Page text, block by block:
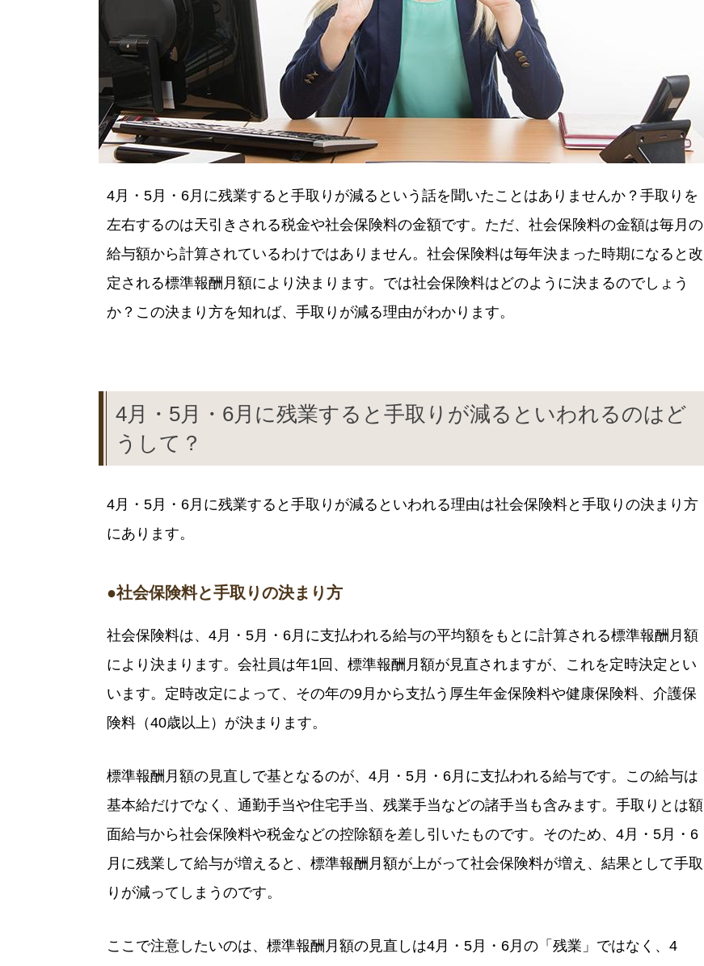
4月・5月・6月に残業すると手取りが減るという話を聞いたことはありませんか？手取りを
左右するのは天引きされる税金や社会保険料の金額です。ただ、社会保険料の金額は毎月の
給与額から計算されているわけではありません。社会保険料は毎年決まった時期になると改
定される標準報酬月額により決まります。では社会保険料はどのように決まるのでしょう
か？この決まり方を知れば、手取りが減る理由がわかります。
4月・5月・6月に残業すると手取りが減るといわれるのはど
うして？
4月・5月・6月に残業すると手取りが減るといわれる理由は社会保険料と手取りの決まり方
にあります。
●社会保険料と手取りの決まり方
社会保険料は、4月・5月・6月に支払われる給与の平均額をもとに計算される標準報酬月額
により決まります。会社員は年1回、標準報酬月額が見直されますが、これを定時決定とい
います。定時改定によって、その年の9月から支払う厚生年金保険料や健康保険料、介護保
険料（40歳以上）が決まります。
標準報酬月額の見直しで基となるのが、4月・5月・6月に支払われる給与です。この給与は
基本給だけでなく、通勤手当や住宅手当、残業手当などの諸手当も含みます。手取りとは額
面給与から社会保険料や税金などの控除額を差し引いたものです。そのため、4月・5月・6
月に残業して給与が増えると、標準報酬月額が上がって社会保険料が増え、結果として手取
りが減ってしまうのです。
ここで注意したいのは、標準報酬月額の見直しは4月・5月・6月の「残業」ではなく、4